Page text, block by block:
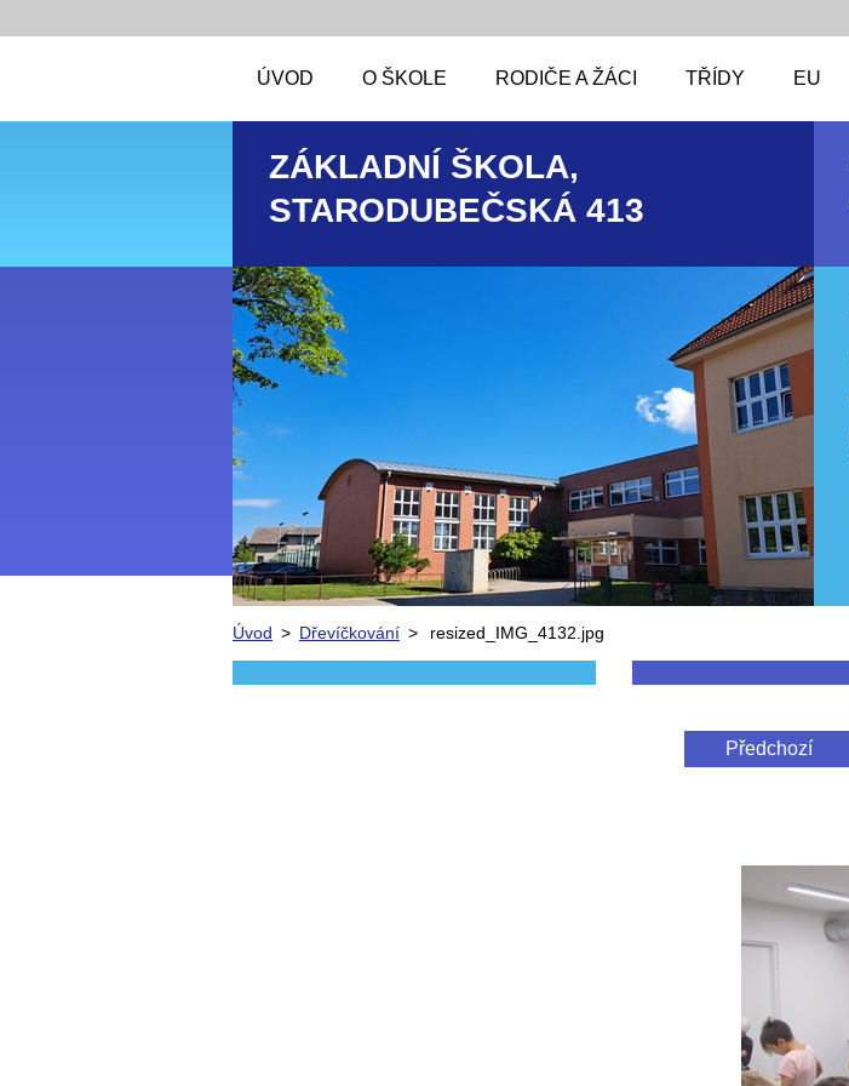
ÚVOD O ŠKOLE RODIČE A ŽÁCI TŘÍDY EU
ZÁKLADNÍ ŠKOLA,
STARODUBEČSKÁ 413
Úvod > Dřevíčkování > resized_IMG_4132.jpg
Předchozí